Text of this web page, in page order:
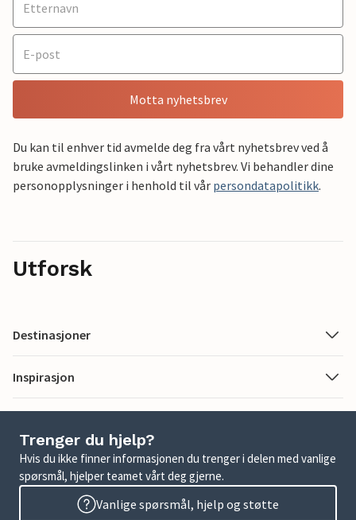
Motta nyhetsbrev
Du kan til enhver tid avmelde deg fra vårt nyhetsbrev ved å
bruke avmeldingslinken i vårt nyhetsbrev. Vi behandler dine
personopplysninger i henhold til vår persondatapolitikk.
Utforsk
Destinasjoner
Inspirasjon
Trenger du hjelp?
Hvis du ikke finner informasjonen du trenger i delen med vanlige
spørsmål, hjelper teamet vårt deg gjerne.
Vanlige spørsmål, hjelp og støtte